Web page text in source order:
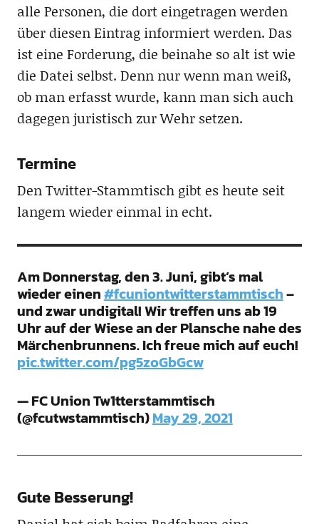
alle Personen, die dort eingetragen werden
über diesen Eintrag informiert werden. Das
ist eine Forderung, die beinahe so alt ist wie
die Datei selbst. Denn nur wenn man weiß,
ob man erfasst wurde, kann man sich auch
dagegen juristisch zur Wehr setzen.
Termine
Den Twitter-Stammtisch gibt es heute seit
langem wieder einmal in echt.
Am Donnerstag, den 3. Juni, gibt’s mal
wieder einen#fcuniontwitterstammtisch–
und zwar undigital! Wir treffen uns ab 19
Uhr auf der Wiese an der Plansche nahe des
Märchenbrunnens. Ich freue mich auf euch!
pic.twitter.com/pg5zoGbGcw
— FC Union Tw1tterstammtisch
(@fcutwstammtisch)May 29, 2021
Gute Besserung!